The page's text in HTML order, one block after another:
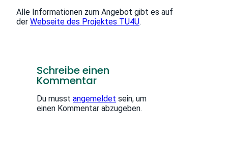
Alle Informationen zum Angebot gibt es auf
der Webseite des Projektes TU4U.
Schreibe einen
Kommentar
Du musst angemeldet sein, um
einen Kommentar abzugeben.